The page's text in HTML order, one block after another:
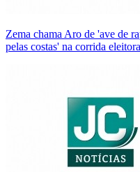
Zema chama Aro de 'ave de
pelas costas' na corrida